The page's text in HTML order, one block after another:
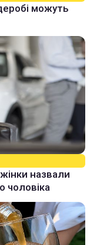
можуть
назвали
чоловіка